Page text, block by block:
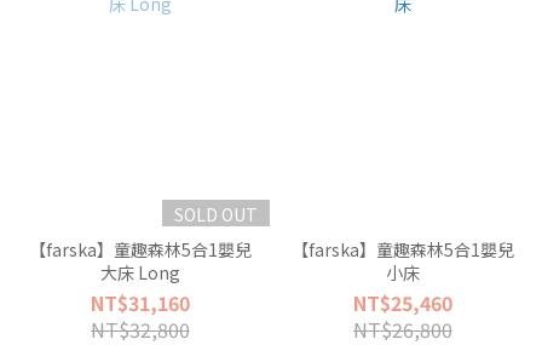
SOLD OUT
【farska】童趣森林5合1嬰兒
大床 Long
NT$31,160
NT$32,800
【farska】童趣森林5合1嬰兒
小床
NT$25,460
NT$26,800